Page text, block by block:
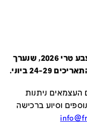
קטלוג זה מציג את כל משתתפי יריד צבע טרי 2026, שנערך
29 ביוני.
העצמאים ניתנות
וסיוע ברכישה